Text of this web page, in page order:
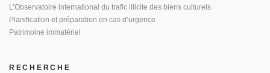
L’Observatoire international du trafic illicite des biens culturels
Planification et préparation en cas d’urgence
Patrimoine immatériel
RECHERCHE